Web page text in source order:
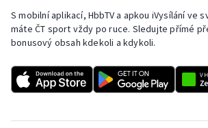
S mobilní aplikací, HbbTV a apkou iVysílání ve
máte ČT sport vždy po ruce. Sledujte přímé
bonusový obsah kdekoli a kdykoli.